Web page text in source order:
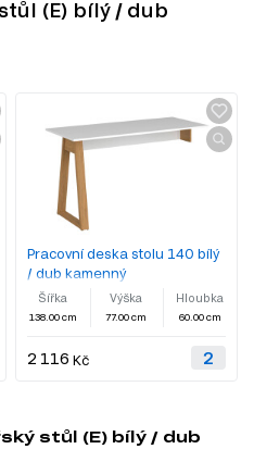
(E) bílý / dub
Pracovní deska stolu 140 bílý
/ dub kamenný
Šířka
138.00 cm
Výška
77.00 cm
Hloubka
60.00 cm
2 116 Kč
stůl (E) bílý / dub